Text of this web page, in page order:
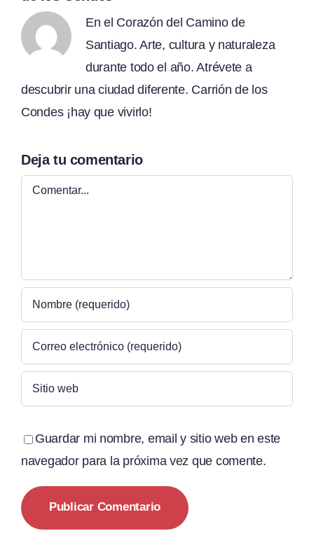
En el Corazón del Camino de
Santiago. Arte, cultura y naturaleza
durante todo el año. Atrévete a
descubrir una ciudad diferente. Carrión de los
Condes ¡hay que vivirlo!
Deja tu comentario
Comentar
Guardar mi nombre, email y sitio web en este
navegador para la próxima vez que comente.